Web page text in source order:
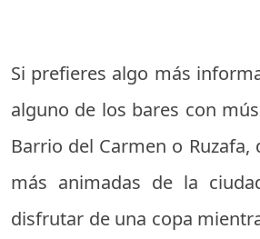
Si prefieres algo más
alguno de los bares con
Barrio del Carmen o Ruzafa,
más animadas de la
disfrutar de una copa